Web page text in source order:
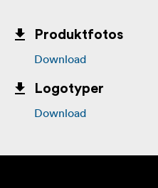
Produktfotos
Download
Logotyper
Download